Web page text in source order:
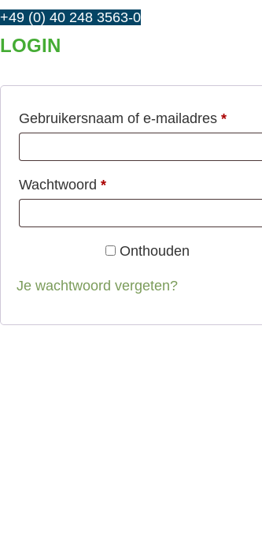
+49 (0) 40 248 3563-0
LOGIN
Gebruikersnaam of e-mailadres *Vereist
Wachtwoord *Vereist
Onthouden
Je wachtwoord vergeten?